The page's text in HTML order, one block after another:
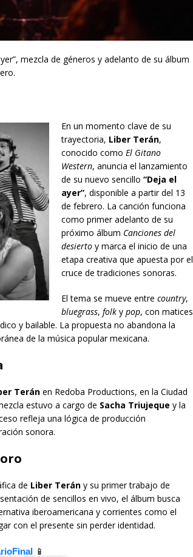
mezcla de géneros y adelanto de su álbum
En un momento clave de su
trayectoria, Liber Terán,
conocido como El Gitano
Western, anuncia el lanzamiento
de su nuevo sencillo “Deja el
ayer”, disponible a partir del 13
de febrero. La canción funciona
como primer adelanto de su
próximo álbum Canciones del
desierto y marca el inicio de una
etapa creativa que apuesta por el
cruce de tradiciones sonoras.
El tema se mueve entre country,
bluegrass, folk y pop, con matices
y bailable. La propuesta no abandona la
de la música popular mexicana.
Terán en Redoba Productions, en la Ciudad
estuvo a cargo de Sacha Triujeque y la
refleja una lógica de producción
sonora.
de Liber Terán y su primer trabajo de
de sencillos en vivo, el álbum busca
iberoamericana y corrientes como el
con el presente sin perder identidad.
📱